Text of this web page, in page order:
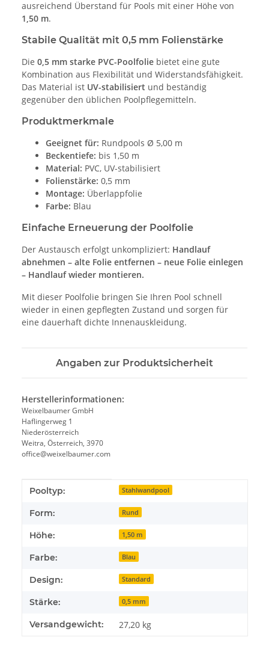
ausreichend Überstand für Pools mit einer Höhe von
1,50 m.
Stabile Qualität mit 0,5 mm Folienstärke
Die 0,5 mm starke PVC-Poolfolie bietet eine gute
Kombination aus Flexibilität und Widerstandsfähigkeit.
Das Material ist UV-stabilisiert und beständig
gegenüber den üblichen Poolpflegemitteln.
Produktmerkmale
Geeignet für: Rundpools Ø 5,00 m
Beckentiefe: bis 1,50 m
Material: PVC, UV-stabilisiert
Folienstärke: 0,5 mm
Montage: Überlappfolie
Farbe: Blau
Einfache Erneuerung der Poolfolie
Der Austausch erfolgt unkompliziert: Handlauf
abnehmen – alte Folie entfernen – neue Folie einlegen
– Handlauf wieder montieren.
Mit dieser Poolfolie bringen Sie Ihren Pool schnell
wieder in einen gepflegten Zustand und sorgen für
eine dauerhaft dichte Innenauskleidung.
Angaben zur Produktsicherheit
Herstellerinformationen:
Weixelbaumer GmbH
Haflingerweg 1
Niederösterreich
Weitra, Österreich, 3970
office@weixelbaumer.com
Produkteigenschaft
Wert
Pooltyp: Stahlwandpool
Form: Rund
Höhe: 1,50 m
Farbe: Blau
Design: Standard
Stärke: 0,5 mm
Versandgewicht: 27,20 kg